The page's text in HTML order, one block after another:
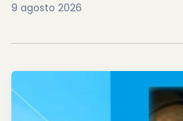
9 agosto 2026